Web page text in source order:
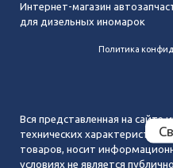
Интернет-магазин
для дизельных иномарок
Политика
Вся представленная на
технических характеристик,
товаров, носит
условиях не является